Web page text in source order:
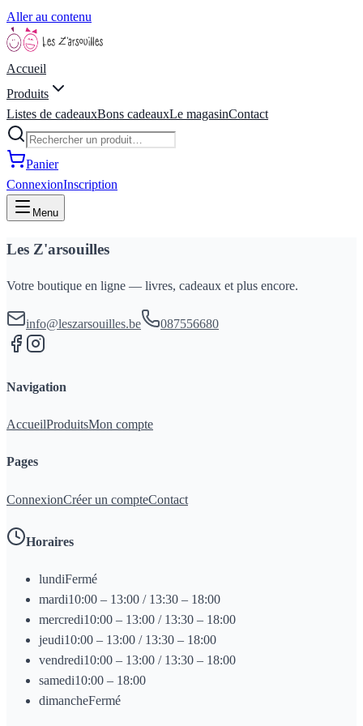
Aller au contenu
Accueil
Produits
Listes de cadeauxBons cadeauxLe magasinContact
Panier
ConnexionInscription
Menu
Les Z'arsouilles
Votre boutique en ligne — livres, cadeaux et plus encore.
info@leszarsouilles.be 087556680
Navigation
AccueilProduitsMon compte
Pages
ConnexionCréer un compteContact
Horaires
lundiFermé
mardi10:00 – 13:00 / 13:30 – 18:00
mercredi10:00 – 13:00 / 13:30 – 18:00
jeudi10:00 – 13:00 / 13:30 – 18:00
vendredi10:00 – 13:00 / 13:30 – 18:00
samedi10:00 – 18:00
dimancheFermé